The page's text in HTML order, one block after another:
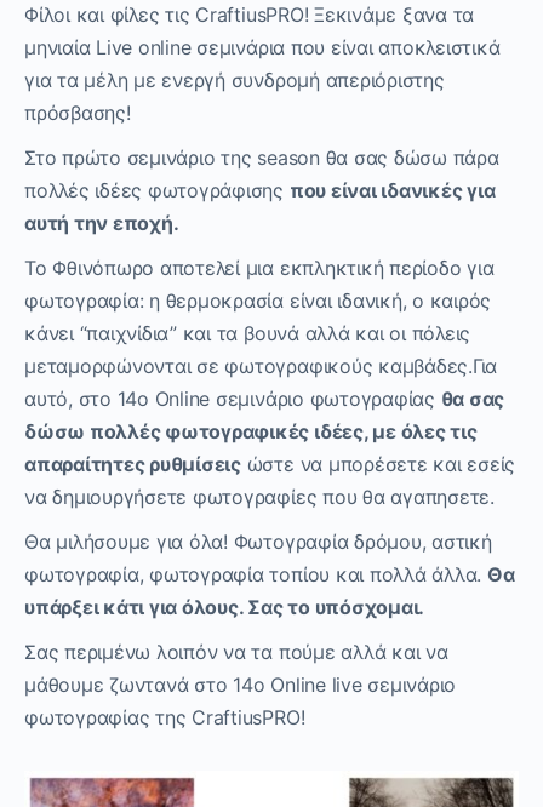
Φίλοι και φίλες τις CraftiusPRO! Ξεκινάμε ξανα τα
μηνιαία Live online σεμινάρια που είναι αποκλειστικά
για τα μέλη με ενεργή συνδρομή απεριόριστης
πρόσβασης!
Στο πρώτο σεμινάριο της season θα σας δώσω πάρα
πολλές ιδέες φωτογράφισης που είναι ιδανικές για
αυτή την εποχή.
Το Φθινόπωρο αποτελεί μια εκπληκτική περίοδο για
φωτογραφία: η θερμοκρασία είναι ιδανική, ο καιρός
κάνει “παιχνίδια” και τα βουνά αλλά και οι πόλεις
μεταμορφώνονται σε φωτογραφικούς καμβάδες.Για
αυτό, στο 14ο Online σεμινάριο φωτογραφίας θα σας
δώσω πολλές φωτογραφικές ιδέες, με όλες τις
απαραίτητες ρυθμίσειςώστε να μπορέσετε και εσείς
να δημιουργήσετε φωτογραφίες που θα αγαπησετε.
Θα μιλήσουμε για όλα! Φωτογραφία δρόμου, αστική
φωτογραφία, φωτογραφία τοπίου και πολλά άλλα. Θα
υπάρξει κάτι για όλους. Σας το υπόσχομαι.
Σας περιμένω λοιπόν να τα πούμε αλλά και να
μάθουμε ζωντανά στο 14ο Online live σεμινάριο
φωτογραφίας της CraftiusPRO!